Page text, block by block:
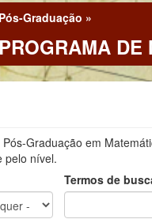
Pós-Graduação »
PROGRAMA DE
Graduação em
pelo nível.
Termos de